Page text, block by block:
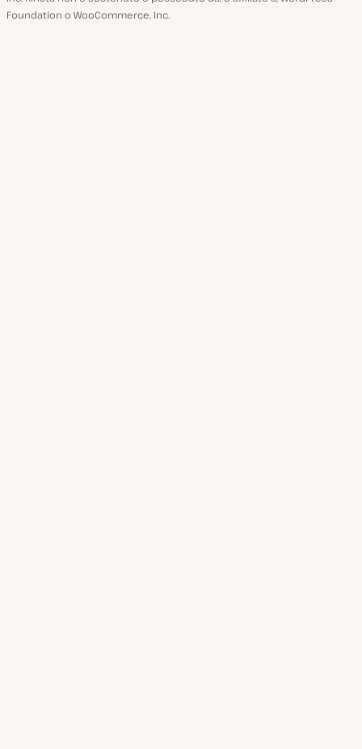
Foundation o WooCommerce, Inc.